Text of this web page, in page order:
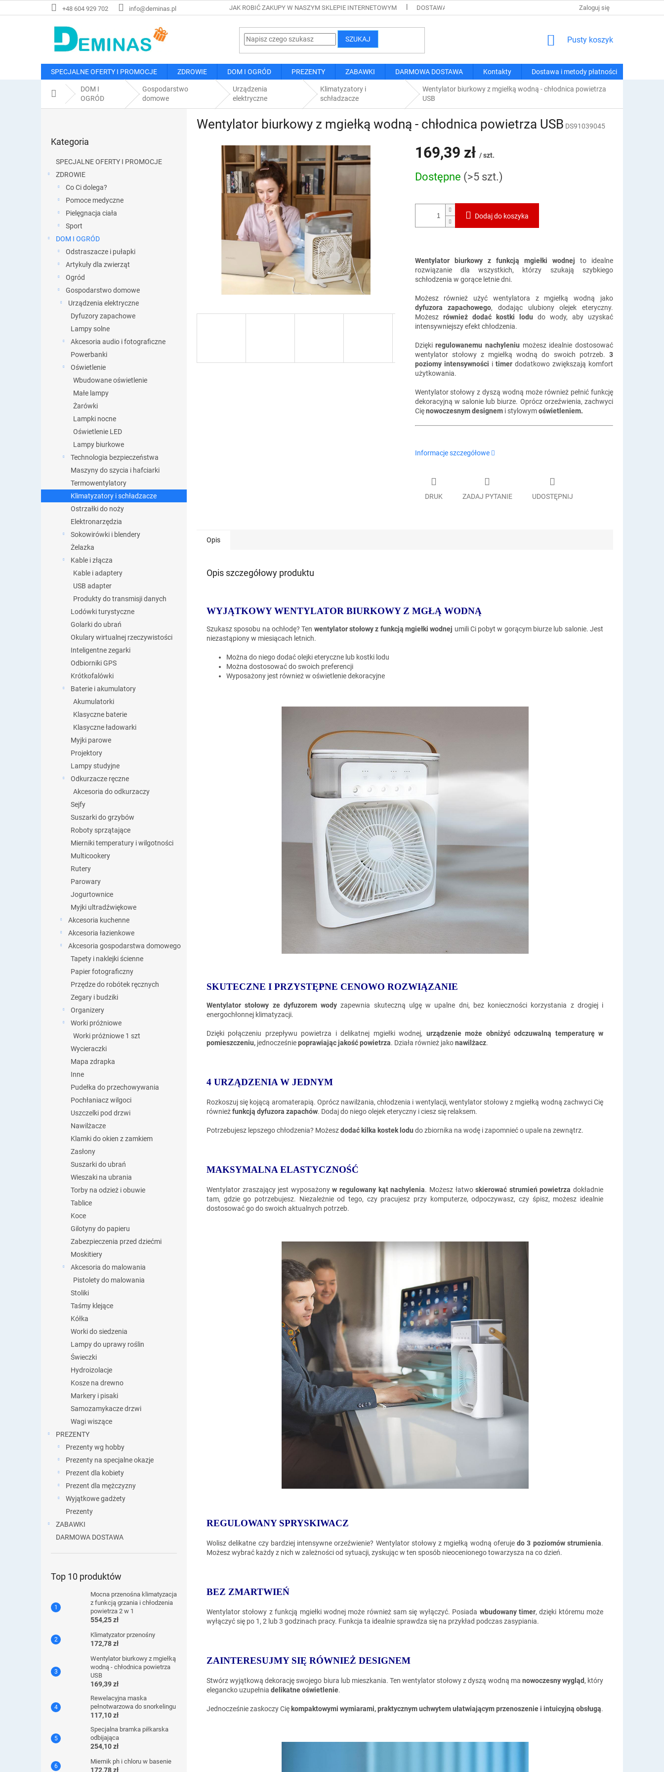
do
+48 604 929 702 info@deminas.pl JAK ROBIĆ ZAKUPY W NASZYM SKLEPIE INTERNETOWYM DOSTAWA I METODY PŁATNOŚCI REGULAMIN ZAKUPÓW
Zaloguj się
SZUKAJ KOSZYK
Pusty koszyk
SPECJALNE OFERTY I PROMOCJE ZDROWIE DOM I OGRÓD PREZENTY ZABAWKI DARMOWA DOSTAWA Kontakty Dostawa i metody płatności
Home
DOM I
OGRÓD
Gospodarstwo
domowe
Urządzenia
elektryczne
Klimatyzatory i
schładzacze
Wentylator biurkowy z mgiełką wodną - chłodnica powietrza
USB
kategorie
Kategoria
SPECJALNE OFERTY I PROMOCJE
ZDROWIE
Co Ci dolega?
Pomoce medyczne
Pielęgnacja ciała
Sport
DOM I OGRÓD
Odstraszacze i pułapki
Artykuły dla zwierząt
Ogród
Gospodarstwo domowe
Urządzenia elektryczne
Dyfuzory zapachowe
Lampy solne
Akcesoria audio i fotograficzne
Powerbanki
Oświetlenie
Wbudowane oświetlenie
Małe lampy
Żarówki
Lampki nocne
Oświetlenie LED
Lampy biurkowe
Technologia bezpieczeństwa
Maszyny do szycia i hafciarki
Termowentylatory
Klimatyzatory i schładzacze
Ostrzałki do noży
Elektronarzędzia
Sokowirówki i blendery
Żelazka
Kable i złącza
Kable i adaptery
USB adapter
Produkty do transmisji danych
Lodówki turystyczne
Golarki do ubrań
Okulary wirtualnej rzeczywistości
Inteligentne zegarki
Odbiorniki GPS
Krótkofalówki
Baterie i akumulatory
Akumulatorki
Klasyczne baterie
Klasyczne ładowarki
Myjki parowe
Projektory
Lampy studyjne
Odkurzacze ręczne
Akcesoria do odkurzaczy
Sejfy
Suszarki do grzybów
Roboty sprzątające
Mierniki temperatury i wilgotności
Multicookery
Rutery
Parowary
Jogurtownice
Myjki ultradźwiękowe
Akcesoria kuchenne
Akcesoria łazienkowe
Akcesoria gospodarstwa domowego
Tapety i naklejki ścienne
Papier fotograficzny
Przędze do robótek ręcznych
Zegary i budziki
Organizery
Worki próżniowe
Worki próżniowe 1 szt
Wycieraczki
Mapa zdrapka
Inne
Pudełka do przechowywania
Pochłaniacz wilgoci
Uszczelki pod drzwi
Nawilżacze
Klamki do okien z zamkiem
Zasłony
Suszarki do ubrań
Wieszaki na ubrania
Torby na odzież i obuwie
Tablice
Koce
Gilotyny do papieru
Zabezpieczenia przed dziećmi
Moskitiery
Akcesoria do malowania
Pistolety do malowania
Stoliki
Taśmy klejące
Kółka
Worki do siedzenia
Lampy do uprawy roślin
Świeczki
Hydroizolacje
Kosze na drewno
Markery i pisaki
Samozamykacze drzwi
Wagi wiszące
PREZENTY
Prezenty wg hobby
Prezenty na specjalne okazje
Prezent dla kobiety
Prezent dla mężczyzny
Wyjątkowe gadżety
Prezenty
ZABAWKI
DARMOWA DOSTAWA
Top 10 produktów
Mocna przenośna klimatyzacja
z funkcją grzania i chłodzenia
powietrza 2 w 1
554,25 zł
Klimatyzator przenośny
172,78 zł
Wentylator biurkowy z mgiełką
wodną - chłodnica powietrza
USB
169,39 zł
Rewelacyjna maska ​​
pełnotwarzowa do snorkelingu
117,10 zł
Specjalna bramka piłkarska
odbijająca
254,10 zł
Miernik ph i chloru w basenie
172,78 zł
Wentylator biurkowy z mgiełką wodną - chłodnica powietrza USB DS91039045
169,39 zł / szt.
jednostkowa:
Dostępne (>5 szt.)
Dodaj do koszyka
Wentylator biurkowy z funkcją mgiełki wodnej to idealne
rozwiązanie dla wszystkich, którzy szukają szybkiego
schłodzenia w gorące letnie dni.
Możesz również użyć wentylatora z mgiełką wodną jako
dyfuzora zapachowego, dodając ulubiony olejek eteryczny.
Możesz również dodać kostki lodu do wody, aby uzyskać
intensywniejszy efekt chłodzenia.
Dziękiregulowanemu nachyleniu możesz idealnie dostosować
wentylator stołowy z mgiełką wodną do swoich potrzeb. 3
poziomy intensywności i timerdodatkowo zwiększają komfort
użytkowania.
Wentylator stołowy z dyszą wodną może również pełnić funkcję
dekoracyjną w salonie lub biurze. Oprócz orzeźwienia, zachwyci
Cięnowoczesnym designemi stylowymoświetleniem.
Informacje szczegółowe
DRUK ZADAJ PYTANIE UDOSTĘPNIJ
Opis
Opis szczegółowy produktu
WYJĄTKOWY WENTYLATOR BIURKOWY Z MGŁĄ WODNĄ
Szukasz sposobu na ochłodę? Ten wentylator stołowy z funkcją mgiełki wodnej umili Ci pobyt w gorącym biurze lub salonie. Jest
niezastąpiony w miesiącach letnich.
Można do niego dodać olejki eteryczne lub kostki lodu
Można dostosować do swoich preferencji
Wyposażony jest również w oświetlenie dekoracyjne
SKUTECZNE I PRZYSTĘPNE CENOWO ROZWIĄZANIE
Wentylator stołowy ze dyfuzorem wody zapewnia skuteczną ulgę w upalne dni, bez konieczności korzystania z drogiej i
energochłonnej klimatyzacji.
Dzięki połączeniu przepływu powietrza i delikatnej mgiełki wodnej, urządzenie może obniżyć odczuwalną temperaturę w
pomieszczeniu, jednocześniepoprawiając jakość powietrza. Działa również jakonawilżacz.
4 URZĄDZENIA W JEDNYM
Rozkoszuj się kojącą aromaterapią. Oprócz nawilżania, chłodzenia i wentylacji, wentylator stołowy z mgiełką wodną zachwyci Cię
równieżfunkcją dyfuzora zapachów. Dodaj do niego olejek eteryczny i ciesz się relaksem.
Potrzebujesz lepszego chłodzenia? Możeszdodać kilka kostek lodu do zbiornika na wodę i zapomnieć o upale na zewnątrz.
MAKSYMALNA ELASTYCZNOŚĆ
Wentylator zraszający jest wyposażonyw regulowany kąt nachylenia. Możesz łatwoskierować strumień powietrza dokładnie
tam, gdzie go potrzebujesz. Niezależnie od tego, czy pracujesz przy komputerze, odpoczywasz, czy śpisz, możesz idealnie
dostosować go do swoich aktualnych potrzeb.
REGULOWANY SPRYSKIWACZ
Wolisz delikatne czy bardziej intensywne orzeźwienie? Wentylator stołowy z mgiełką wodną oferujedo 3 poziomów strumienia.
Możesz wybrać każdy z nich w zależności od sytuacji, zyskując w ten sposób nieocenionego towarzysza na co dzień.
BEZ ZMARTWIEŃ
Wentylator stołowy z funkcją mgiełki wodnej może również sam się wyłączyć. Posiada wbudowany timer, dzięki któremu może
wyłączyć się po 1, 2 lub 3 godzinach pracy. Funkcja ta idealnie sprawdza się na przykład podczas zasypiania.
ZAINTERESUJMY SIĘ RÓWNIEŻ DESIGNEM
Stwórz wyjątkową dekorację swojego biura lub mieszkania. Ten wentylator stołowy z dyszą wodną ma nowoczesny wygląd, który
elegancko uzupełnia delikatne oświetlenie.
Jednocześnie zaskoczy Ciękompaktowymi wymiarami, praktycznym uchwytem ułatwiającym przenoszenie i intuicyjną obsługą.